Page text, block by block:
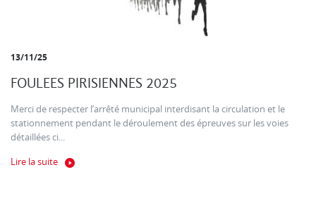
13/11/25
FOULEES PIRISIENNES 2025
Merci de respecter l’arrêté municipal interdisant la circulation et le
stationnement pendant le déroulement des épreuves sur les voies
détaillées ci...
Lire la suite